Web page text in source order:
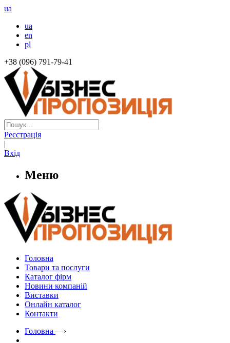
ua
ua
en
pl
+38 (096) 791-79-41
Реєстрація
|
Вхід
Меню
Головна
Товари та послуги
Каталог фірм
Новини компаній
Виставки
Онлайн каталог
Контакти
Головна —›